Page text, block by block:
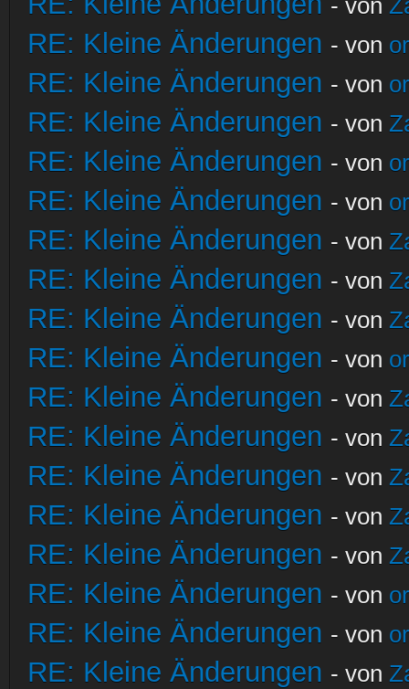
RE: Kleine Änderungen - von
RE: Kleine Änderungen - von
RE: Kleine Änderungen - von
RE: Kleine Änderungen - von
RE: Kleine Änderungen - von
RE: Kleine Änderungen - von
RE: Kleine Änderungen - von
RE: Kleine Änderungen - von
RE: Kleine Änderungen - von
RE: Kleine Änderungen - von
RE: Kleine Änderungen - von
RE: Kleine Änderungen - von
RE: Kleine Änderungen - von
RE: Kleine Änderungen - von
RE: Kleine Änderungen - von
RE: Kleine Änderungen - von
RE: Kleine Änderungen - von